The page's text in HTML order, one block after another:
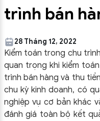
trình bán
28 Tháng 12, 2022
Kiểm toán trong chu
quan trọng khi kiểm
trình bán hàng và thu
chu kỳ kinh doanh, có
nghiệp vụ cơ bản khác
đánh giá toàn bộ kết